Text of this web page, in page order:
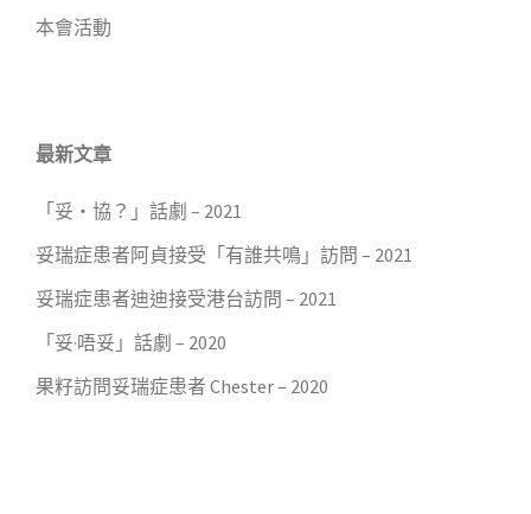
本會活動
最新文章
「妥・協？」話劇 – 2021
妥瑞症患者阿貞接受「有誰共鳴」訪問 – 2021
妥瑞症患者迪迪接受港台訪問 – 2021
「妥·唔妥」話劇 – 2020
果籽訪問妥瑞症患者 Chester – 2020